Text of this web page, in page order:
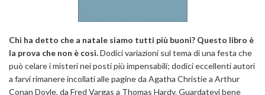
Chi ha detto che a natale siamo tutti più buoni? Questo libro è
la prova che non è così.Dodici variazioni sul tema di una festa che
può celare i misteri nei posti più impensabili; dodici eccellenti autori
a farvi rimanere incollati alle pagine da Agatha Christie a Arthur
Conan Doyle, da Fred Vargas a Thomas Hardy. Guardatevi bene